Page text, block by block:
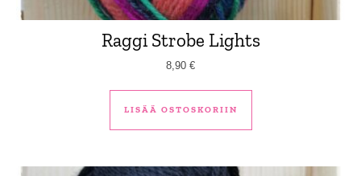
Raggi Strobe Lights
8,90 €
LISÄÄ OSTOSKORIIN